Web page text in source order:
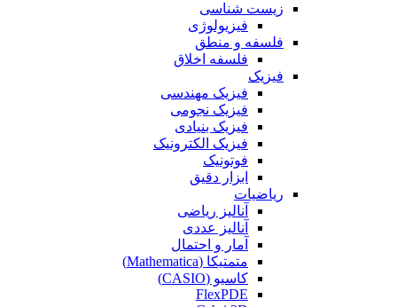
زیست شناسی
فیزیولوژی
فلسفه و منطق
فلسفه اخلاق
فیزیک
فیزیک مهندسی
فیزیک نجومی
فیزیک بنیادی
فیزیک الکترونیک
فوتونیک
ابزار دقیق
ریاضیات
آنالیز ریاضی
آنالیز عددی
آمار و احتمال
متمتیکا (Mathematica)
کاسیو (CASIO)
FlexPDE